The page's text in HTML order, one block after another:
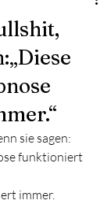
sie sagen:
funktioniert
immer.